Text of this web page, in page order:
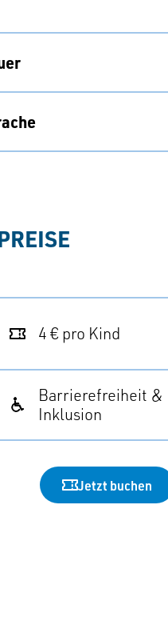
4 € pro Kind
Barrierefreiheit &
Inklusion
Jetzt buchen